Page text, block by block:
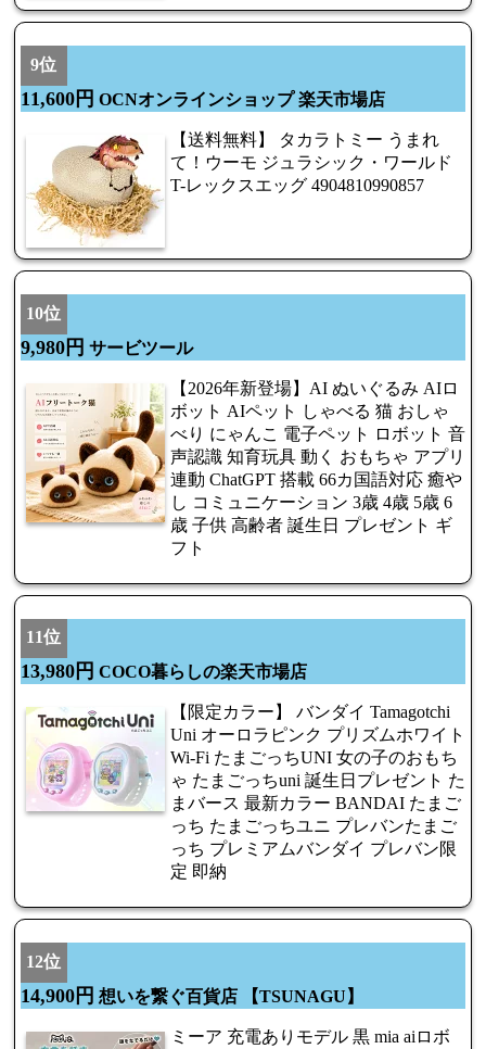
9位
11,600円 OCNオンラインショップ 楽天市場店
【送料無料】 タカラトミー うまれ
て！ウーモ ジュラシック・ワールド
T-レックスエッグ 4904810990857
10位
9,980円 サービツール
【2026年新登場】AI ぬいぐるみ AIロ
ボット AIペット しゃべる 猫 おしゃ
べり にゃんこ 電子ペット ロボット 音
声認識 知育玩具 動く おもちゃ アプリ
連動 ChatGPT 搭載 66カ国語対応 癒や
し コミュニケーション 3歳 4歳 5歳 6
歳 子供 高齢者 誕生日 プレゼント ギ
フト
11位
13,980円 COCO暮らしの楽天市場店
【限定カラー】 バンダイ Tamagotchi
Uni オーロラピンク プリズムホワイト
Wi-Fi たまごっちUNI 女の子のおもち
ゃ たまごっちuni 誕生日プレゼント た
まバース 最新カラー BANDAI たまご
っち たまごっちユニ プレバンたまご
っち プレミアムバンダイ プレバン限
定 即納
12位
14,900円 想いを繋ぐ百貨店 【TSUNAGU】
ミーア 充電ありモデル 黒 mia aiロボ